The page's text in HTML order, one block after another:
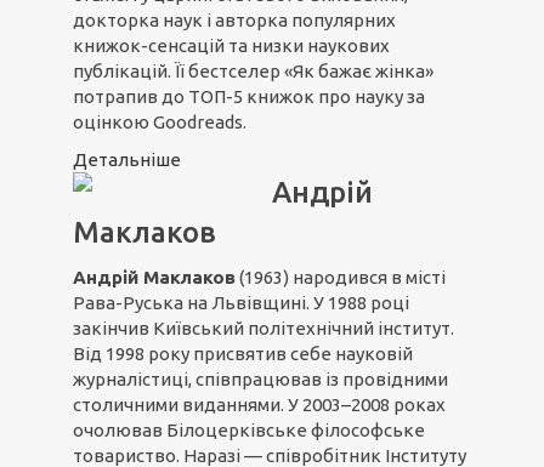
докторка наук і авторка популярних
книжок-сенсацій та низки наукових
публікацій. Її бестселер «Як бажає жінка»
потрапив до ТОП-5 книжок про науку за
оцінкою Goodreads.
Детальніше
Андрій
Маклаков
Андрій Маклаков(1963) народився в місті
Рава-Руська на Львівщині. У 1988 році
закінчив Київський політехнічний інститут.
Від 1998 року присвятив себе науковій
журналістиці, співпрацював із провідними
столичними виданнями. У 2003–2008 роках
очолював Білоцерківське філософське
товариство. Наразі — співробітник Інституту